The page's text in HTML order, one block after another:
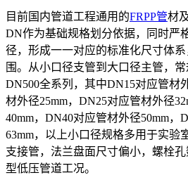
目前国内管道工程通用的FRPP管材
DN作为基础规格划分依据，同时严
径，形成一一对应的标准化尺寸体
围。从小口径支管到大口径主管，
DN500全系列，其中DN15对应管材
材外径25mm，DN25对应管材外径
40mm，DN40对应管材外径50mm，
63mm，以上小口径规格多用于实验
支接管，法兰盘面尺寸偏小，螺栓
型低压管道工况。